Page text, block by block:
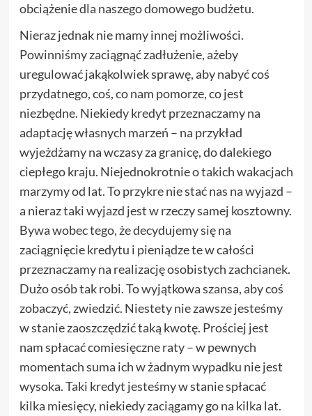
obciążenie dla naszego domowego budżetu.
Nieraz jednak nie mamy innej możliwości.
Powinniśmy zaciągnąć zadłużenie, ażeby
uregulować jakąkolwiek sprawę, aby nabyć coś
przydatnego, coś, co nam pomorze, co jest
niezbędne. Niekiedy kredyt przeznaczamy na
adaptację własnych marzeń – na przykład
wyjeżdżamy na wczasy za granicę, do dalekiego
ciepłego kraju. Niejednokrotnie o takich wakacjach
marzymy od lat. To przykre nie stać nas na wyjazd –
a nieraz taki wyjazd jest w rzeczy samej kosztowny.
Bywa wobec tego, że decydujemy się na
zaciągnięcie kredytu i pieniądze te w całości
przeznaczamy na realizację osobistych zachcianek.
Dużo osób tak robi. To wyjątkowa szansa, aby coś
zobaczyć, zwiedzić. Niestety nie zawsze jesteśmy
w stanie zaoszczędzić taką kwotę. Prościej jest
nam spłacać comiesięczne raty – w pewnych
momentach suma ich w żadnym wypadku nie jest
wysoka. Taki kredyt jesteśmy w stanie spłacać
kilka miesięcy, niekiedy zaciągamy go na kilka lat.